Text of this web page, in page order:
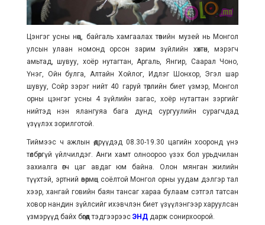
Цэнгэг усны нөөц, байгаль хамгаалах төвийн музей нь Монгол
улсын улаан номонд орсон зарим зүйлийн хөхтөн, мэрэгч
амьтад, шувуу, хоёр нутагтан, Аргаль, Янгир, Саарал Чоно,
Үнэг, Ойн булга, Алтайн Хойлог, Идлэг Шонхор, Эгэл шар
шувуу, Сойр зэрэг нийт 40 гаруй төрлийн биет үзмэр, Монгол
орны цэнгэг усны 4 зүйлийн загас, хоёр нутагтан зэргийг
нийтэд нэн ялангуяа бага дунд сургуулийн сурагчдад
үзүүлэх зорилготой.
Тиймээс ч ажлын өдрүүдэд 08.30-19.30 цагийн хооронд үнэ
төлбөргүй үйлчилдэг. Анги хамт олноороо үзэх бол урьдчилан
захиалга өгч цаг авдаг юм байна. Олон мянган жилийн
түүхтэй, эртний өвөрмөц соёлтой Монгол орны уудам дэлгэр тал
хээр, хангай говийн баян тансаг хараа булаам сэтгэл татсан
ховор нандин зүйлсийг ихэвчлэн биет үзүүлэнгээр харуулсан
үзмэрүүд байх бөгөөд тэдгээрээс ЭНДдарж сонирхоорой.